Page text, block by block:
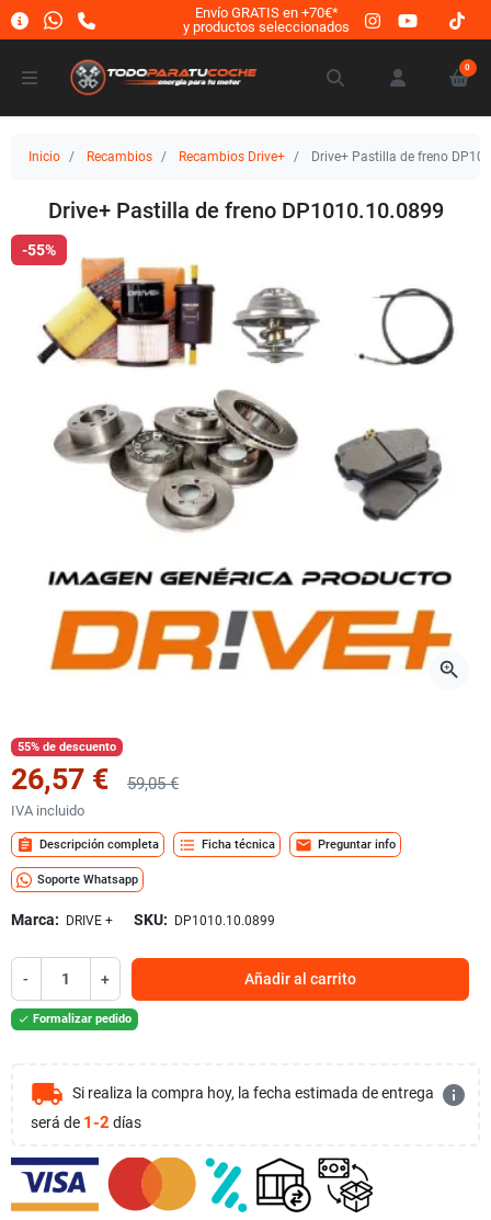
Envío GRATIS en +70€*
y productos seleccionados
0
Inicio Recambios Recambios Drive+ Drive+ Pastilla de freno
Drive+ Pastilla de freno DP1010.10.0899
-55%
zoom_in
55% de descuento
26,57 € 59,05 €
IVA incluido
assignment Descripción completa format_list_bulleted Ficha técnica mail Preguntar info
Soporte Whatsapp
Marca: DRIVE + SKU: DP1010.10.0899
- + Añadir al carrito
 Formalizar pedido
local_shipping Si realiza la compra hoy, la fecha estimada de entrega
será de 1-2 días
info